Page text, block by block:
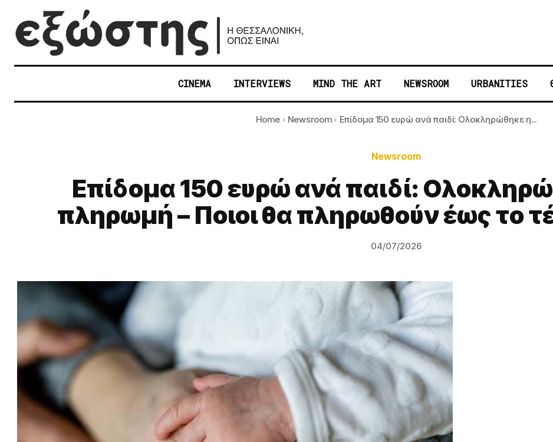
CINEMA INTERVIEWS MIND THE ART NEWSROOM URBANITIES
Home Newsroom Επίδομα 150 ευρώ ανά παιδί: Ολοκληρώθηκε η...
Newsroom
Επίδομα 150 ευρώ ανά παιδί:
πληρωμή – Ποιοι θα πληρωθούν έως το
04/07/2026